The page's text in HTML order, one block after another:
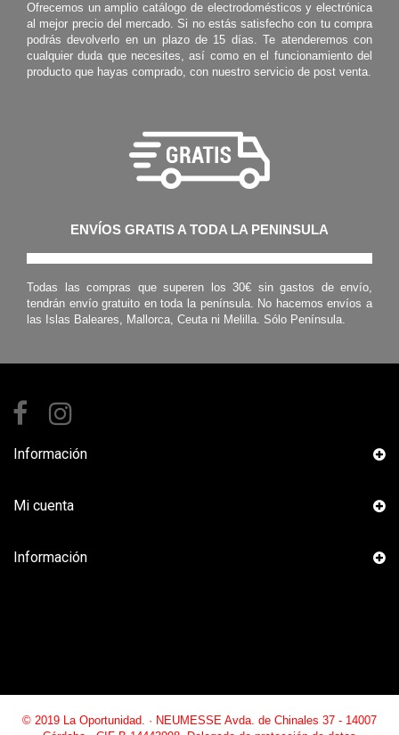
Ofrecemos un amplio catálogo de electrodomésticos y electrónica
al mejor precio del mercado. Si no estás satisfecho con tu compra
podrás devolverlo en un plazo de 15 días. Te atenderemos con
cualquier duda que necesites, así como en el funcionamiento del
producto que hayas comprado, con nuestro servicio de post venta.
ENVÍOS GRATIS A TODA LA PENINSULA
Todas las compras que superen los 30€ sin gastos de envío,
tendrán envío gratuito en toda la península. No hacemos envíos a
las Islas Baleares, Mallorca, Ceuta ni Melilla. Sólo Península.
Información
Mi cuenta
Información
© 2019 La Oportunidad. · NEUMESSE Avda. de Chinales 37 - 14007